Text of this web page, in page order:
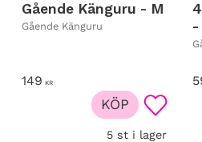
Gående Känguru - M
Gående Känguru
149 KR
Lägg
5 st i lager
KÖP
-